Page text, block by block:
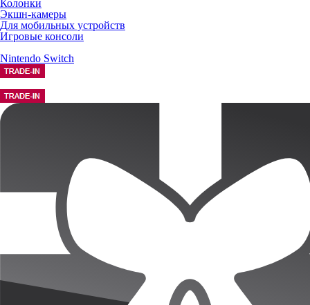
Колонки
Экшн-камеры
Для мобильных устройств
Игровые консоли
Nintendo Switch